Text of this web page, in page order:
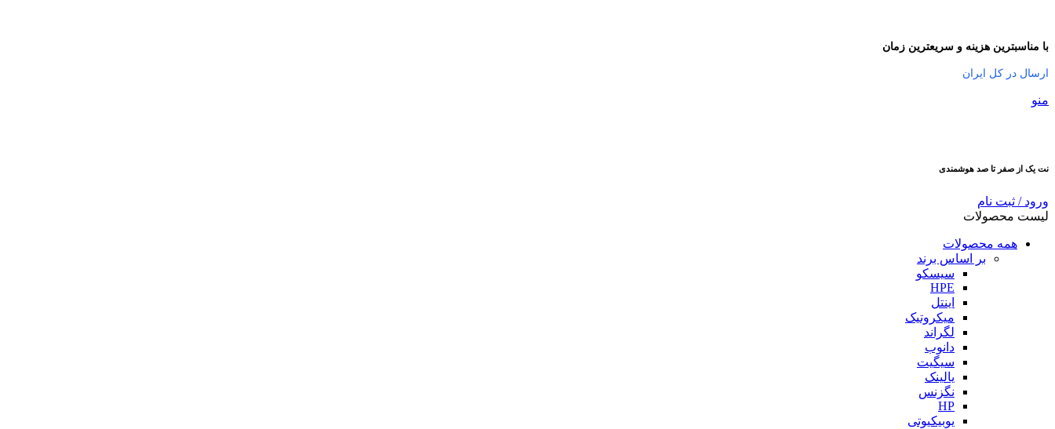
با مناسبترین هزینه و سریعترین زمان
ارسال در کل ایران
منو
نت یک از صفر تا صد هوشمندی
ورود / ثبت نام
لیست محصولات
همه محصولات
بر اساس برند
سیسکو
HPE
اینتل
میکروتیک
لگراند
دانوب
سیگیت
یالینک
نگزنس
HP
یوبیکیوتی